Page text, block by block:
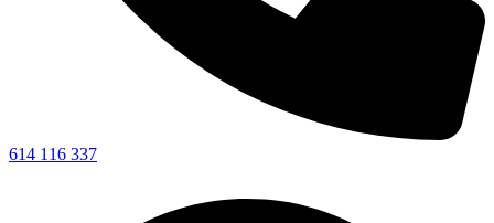
614 116 337